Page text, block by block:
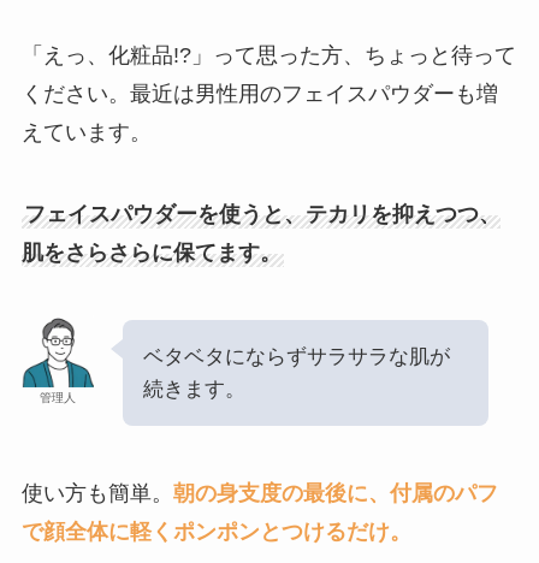
「えっ、化粧品!?」って思った方、ちょっと待って
ください。最近は男性用のフェイスパウダーも増
えています。
フェイスパウダーを使うと、テカリを抑えつつ、
肌をさらさらに保てます。
管理人
ベタベタにならずサラサラな肌が
続きます。
使い方も簡単。 朝の身支度の最後に、付属のパフ
で顔全体に軽くポンポンとつけるだけ。